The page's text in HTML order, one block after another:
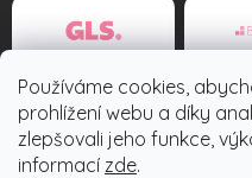
Používáme cookies,
prohlížení webu a díky
zlepšovali jeho funkce,
informací zde.
Způsoby platby